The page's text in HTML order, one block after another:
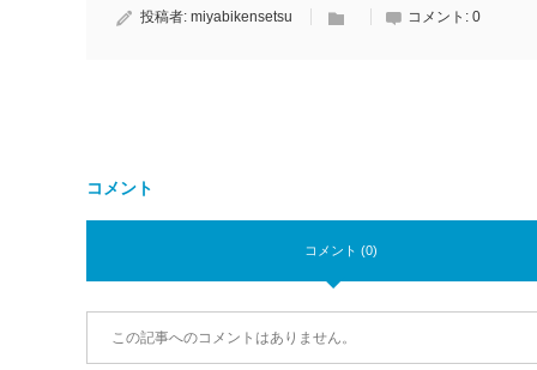
投稿者: miyabikensetsu コメント: 0
コメント
コメント (0)
この記事へのコメントはありません。